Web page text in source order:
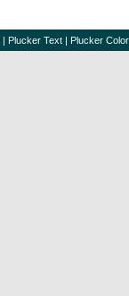
| Plucker Text | Plucker Color